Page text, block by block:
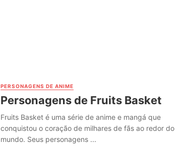
PERSONAGENS DE ANIME
Personagens de Fruits Basket
Fruits Basket é uma série de anime e mangá que
conquistou o coração de milhares de fãs ao redor do
mundo. Seus personagens ...